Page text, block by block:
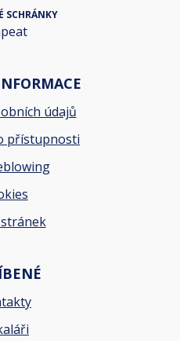
SCHRÁNKY
údajů
přístupnosti